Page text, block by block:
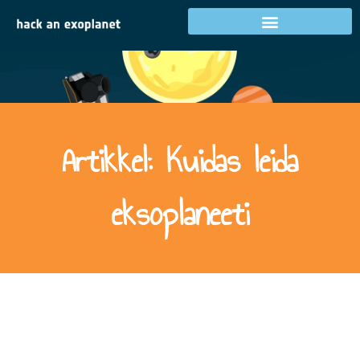
Artikkel: Kuidas leida
eksoplaneeti